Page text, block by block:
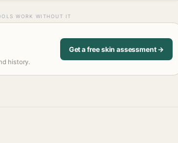
WORK WITHOUT IT
history.
Get a free skin assessment →